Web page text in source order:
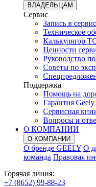
ВЛАДЕЛЬЦАМ
Сервис
Запись в
Техническое
Калькулятор
Ценности
Руководство
Советы по
Поддержка
Помощь на
Гарантия Geely
Сервисная
Вопросы и
О КОМПАНИИ
О КОМПАНИИ
О бренде GEELY О
команда Правовая
Горячая линия:
+7 (8652) 99-88-23